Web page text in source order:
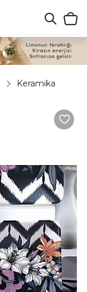
Keramika